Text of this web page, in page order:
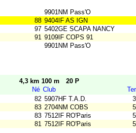
9901NM Pass'O
88 9404IF AS IGN
97 5402GE SCAPA NANCY
91 9109IF COPS 91
9901NM Pass'O
4,3 km 100 m
20 P
Né Club
82 5907HF T.A.D.
83 2704NM COBS
83 7512IF RO'Paris
81 7512IF RO'Paris